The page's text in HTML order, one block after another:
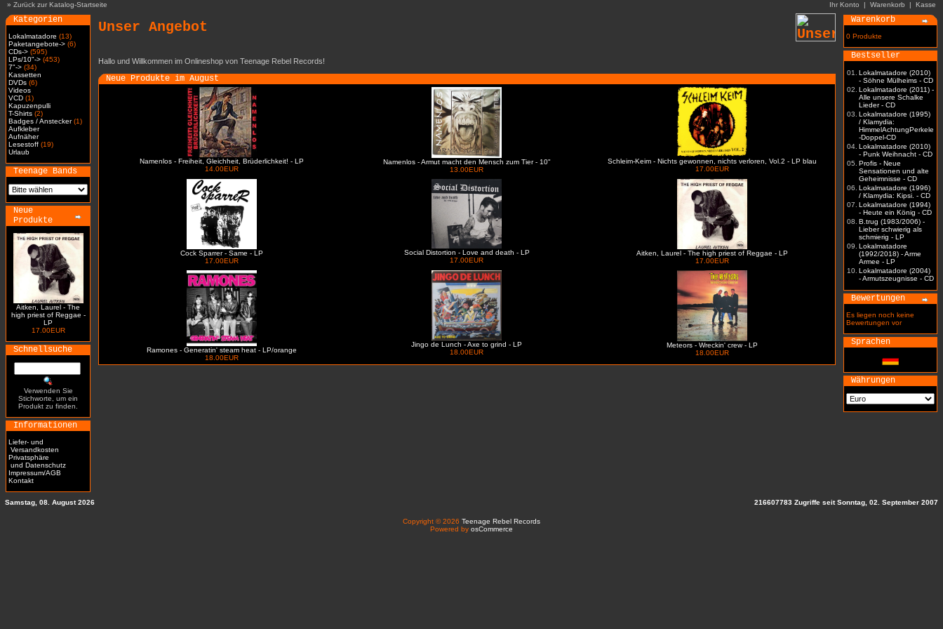
» Zurück zur Katalog-Startseite Ihr Konto | Warenkorb | Kasse
Kategorien
Lokalmatadore (13)
Paketangebote-> (6)
CDs-> (595)
LPs/10"-> (453)
7"-> (34)
Kassetten
DVDs (6)
Videos
VCD (1)
Kapuzenpulli
T-Shirts (2)
Badges / Anstecker(1)
Aufkleber
Aufnäher
Lesestoff (19)
Urlaub
Teenage Bands
Neue
Produkte
Aitken, Laurel - The
high priest of Reggae -
LP
17.00EUR
Schnellsuche
Verwenden Sie
Stichworte, um ein
Produkt zu finden.
Informationen
Liefer- und
Versandkosten
Privatsphäre
und Datenschutz
Impressum/AGB
Kontakt
Unser Angebot
Hallo und Willkommen im Onlineshop von Teenage Rebel Records!
Neue Produkte im August
Namenlos - Freiheit, Gleichheit, Brüderlichkeit! - LP
14.00EUR
Namenlos - Armut macht den Mensch zum Tier - 10"
13.00EUR
Schleim-Keim - Nichts gewonnen, nichts verloren, Vol.2 - LP blau
17.00EUR
Cock Sparrer - Same - LP
17.00EUR
Social Distortion - Love and death - LP
17.00EUR
Aitken, Laurel - The high priest of Reggae - LP
17.00EUR
Ramones - Generatin' steam heat - LP/orange
18.00EUR
Jingo de Lunch - Axe to grind - LP
18.00EUR
Meteors - Wreckin' crew - LP
18.00EUR
Warenkorb
0 Produkte
Bestseller
01.
Lokalmatadore (2010)
- Söhne Mülheims - CD
02. Lokalmatadore (2011) -
Alle unsere Schalke
Lieder - CD
03. Lokalmatadore (1995)
/ Klamydia:
HimmelAchtungPerkele
-Doppel-CD
04. Lokalmatadore (2010)
- Punk Weihnacht - CD
05. Profis - Neue
Sensationen und alte
Geheimnisse - CD
06. Lokalmatadore (1996)
/ Klamydia: Kipsi. - CD
07. Lokalmatadore (1994)
- Heute ein König - CD
08. B.trug (1983/2006) -
Lieber schwierig als
schmierig - LP
09. Lokalmatadore
(1992/2018) - Arme
Armee - LP
10. Lokalmatadore (2004)
- Armutszeugnisse - CD
Bewertungen
Es liegen noch keine
Bewertungen vor
Sprachen
Währungen
Samstag, 08. August 2026 216607783 Zugriffe seit Sonntag, 02. September 2007
Copyright © 2026 Teenage Rebel Records
Powered by osCommerce